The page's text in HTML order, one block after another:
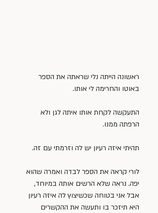
ראשונה הייתה נלי שראתה את הספר
באוטו והחרימה לי אותו.
התעקשה לקחת אותו איתה לגן ולא
הרפתה ממנו.
תהיתי איזה רעיון יש לה וזרמתי עם זה.
לורי קראה את הספר לבדה ואמרה שהוא
יפה. נראה שלא הרשים אותה במיוחד,
אבל אני בטוחה שכשיצוץ לה איזה רעיון
היא תיזכר בו ותעשה את ההקשרים